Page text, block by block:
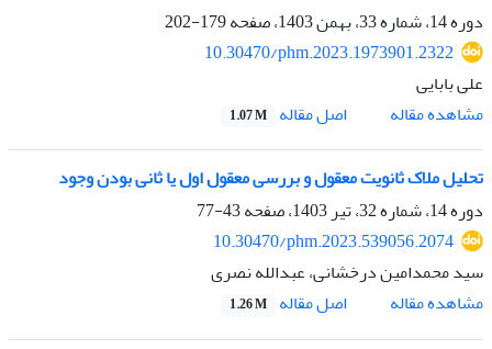
دوره 14، شماره 33، بهمن 1403، صفحه
179-202
10.30470/phm.2023.1973901.2322
علی بابایی
مشاهده مقاله
اصل مقاله 1.07 M
تحلیل ملاک ثانویت معقول و بررسی معقول اول یا ثانی بودن وجود
دوره 14، شماره 32، تیر 1403، صفحه
43-77
10.30470/phm.2023.539056.2074
سید محمدامین درخشانی، عبدالله نصری
مشاهده مقاله
اصل مقاله 1.26 M